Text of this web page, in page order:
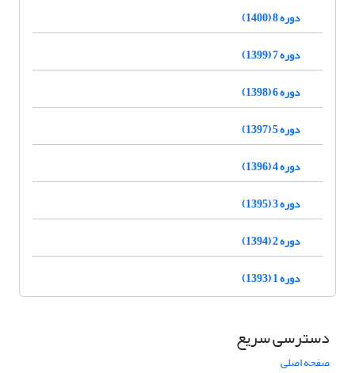
دوره 8 (1400)
دوره 7 (1399)
دوره 6 (1398)
دوره 5 (1397)
دوره 4 (1396)
دوره 3 (1395)
دوره 2 (1394)
دوره 1 (1393)
دسترسی سریع
صفحه اصلی